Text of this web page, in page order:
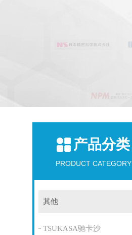
产品分类
PRODUCT CATEGORY
其他
TSUKASA驰卡沙